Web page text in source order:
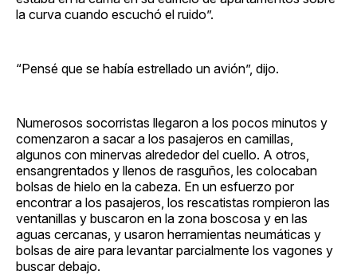
la curva cuando escuchó el ruido”.
“Pensé que se había estrellado un avión”, dijo.
Numerosos socorristas llegaron a los pocos minutos y
comenzaron a sacar a los pasajeros en camillas,
algunos con minervas alrededor del cuello. A otros,
ensangrentados y llenos de rasguños, les colocaban
bolsas de hielo en la cabeza. En un esfuerzo por
encontrar a los pasajeros, los rescatistas rompieron las
ventanillas y buscaron en la zona boscosa y en las
aguas cercanas, y usaron herramientas neumáticas y
bolsas de aire para levantar parcialmente los vagones y
buscar debajo.